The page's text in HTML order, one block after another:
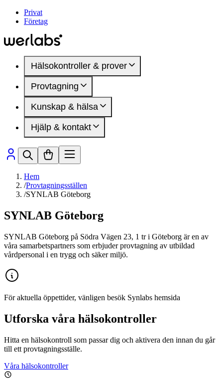
Privat
Företag
Hälsokontroller & prover
Hälsokontroller
Kvinnohälsa
Manlig hälsa
DEXA-undersökning
Mindre blodprov
Hälsomarkörer
Medlemskap
Presentkort
Provtagning
Provtagningsställen
Inför provtagning
Kunskap & hälsa
Artiklar
Hälsoområden
Sjukdomar & besvär
Hälsomarkörer
Hjälp & kontakt
Så fungerar det
Vanliga frågor
Hem
/Provtagningsställen
/SYNLAB Göteborg
SYNLAB Göteborg
SYNLAB Göteborg på Södra Vägen 23, 1 tr i Göteborg är en av
våra samarbetspartners som erbjuder provtagning av utbildad
vårdpersonal i en trygg och säker miljö.
För aktuella öppettider, vänligen besök Synlabs hemsida
Utforska våra hälsokontroller
Hitta en hälsokontroll som passar dig och aktivera den innan du går
till ett provtagningsställe.
Våra hälsokontroller